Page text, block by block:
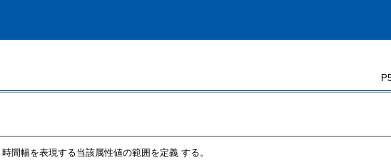
間幅を表現する当該属性値の範囲を定義 する。